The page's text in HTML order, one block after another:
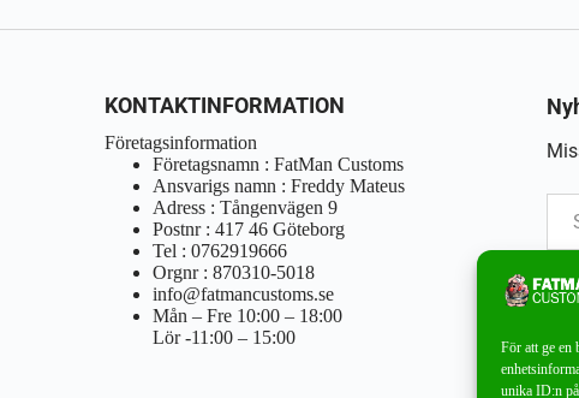
För att ge en
unika ID:n
KONTAKTINFORMATION
Företagsinformation
Företagsnamn : FatMan Customs
Ansvarigs namn : Freddy Mateus
Adress : Tångenvägen 9
Postnr : 417 46 Göteborg
Tel : 0762919666
Orgnr : 870310-5018
info@fatmancustoms.se
Mån – Fre 10:00 – 18:00
Lör -11:00 – 15:00